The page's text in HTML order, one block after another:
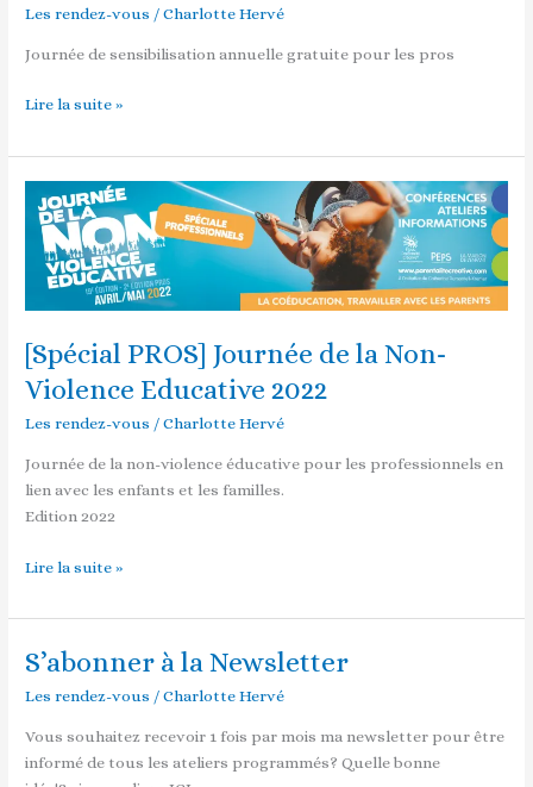
Les rendez-vous /Charlotte Hervé
Journée de sensibilisation annuelle gratuite pour les pros
de
Non-
Violence
Lire la suite »
[Spécial PROS] Journée de la Non-
Violence Educative 2022
Les rendez-vous /Charlotte Hervé
Journée de la non-violence éducative pour les professionnels en
lien avec les enfants et les familles.
Edition 2022
[Spécial
PROS]
Journée
Violence
Educative
2022
Lire la suite »
S’abonner à la Newsletter
Les rendez-vous /Charlotte Hervé
Vous souhaitez recevoir 1 fois par mois ma newsletter pour être
informé de tous les ateliers programmés? Quelle bonne
S’abonner
la
Newsletter